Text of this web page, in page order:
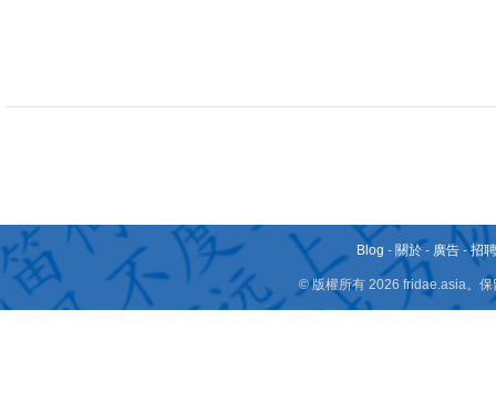
Blog - 關於 - 廣告 -招
© 版權所有 2026 fridae.asia。